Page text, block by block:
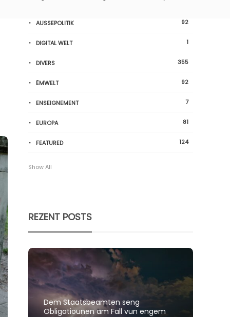
AUSSEPOLITIK 92
DIGITAL WELT 1
DIVERS 355
ËMWELT 92
ENSEIGNEMENT 7
EUROPA 81
FEATURED 124
Show All
REZENT POSTS
Dem Staatsbeamten seng
Obligatiounen am Fall vun engem